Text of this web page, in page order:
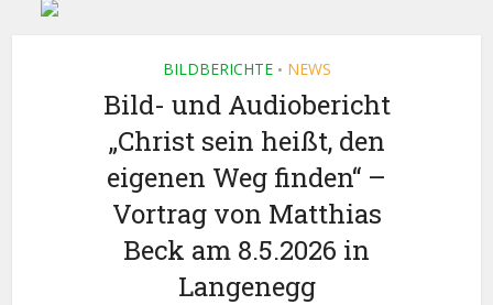
BILDBERICHTE • NEWS
Bild- und Audiobericht
„Christ sein heißt, den
eigenen Weg finden“ –
Vortrag von Matthias
Beck am 8.5.2026 in
Langenegg